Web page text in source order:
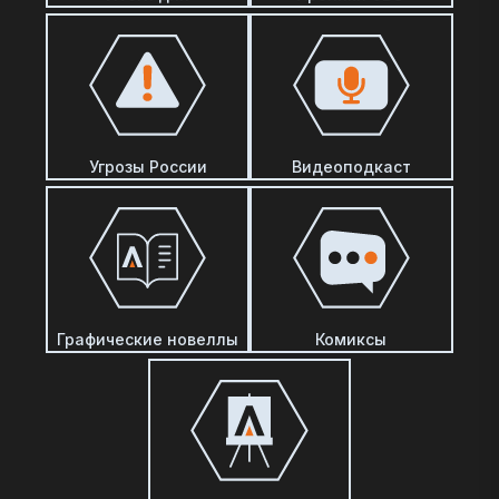
Угрозы России Видеоподкаст
Графические новеллы Комиксы